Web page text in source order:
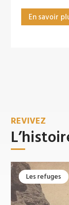
En savoir
REVIVEZ
Les refuges